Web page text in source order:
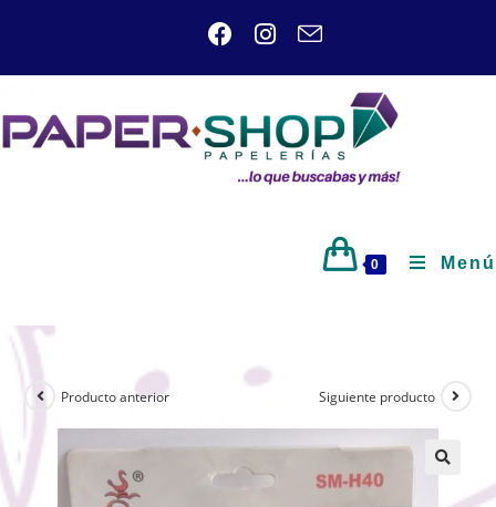
0 Menú
Producto anterior Siguiente producto